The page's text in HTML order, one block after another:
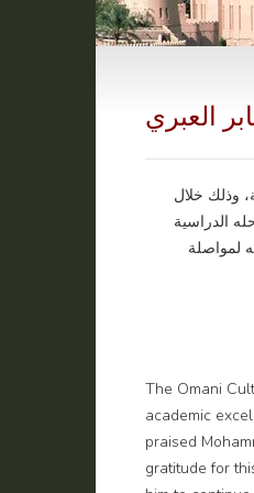
العبري
وذلك خلال
الدراسية
لمواصلة
The Omani
academic
praised
gratitude for